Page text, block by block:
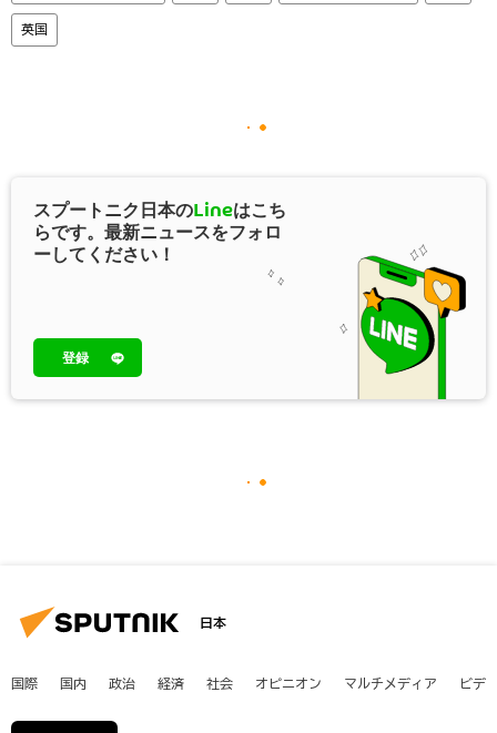
英国
スプートニク日本のLineはこち
らです。最新ニュースをフォロ
ーしてください！
登録
日本
国際 国内 政治 経済 社会 オピニオン マルチメディア ビデ